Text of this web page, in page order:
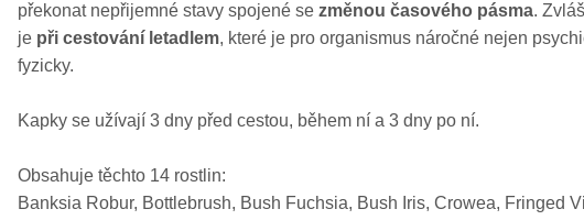
překonat nepřijemné stavy spojené se změnou časového pásma.
je při cestování letadlem, které je pro organismus náročné nejen
fyzicky.
Kapky se užívají 3 dny před cestou, během ní a 3 dny po ní.
Obsahuje těchto 14 rostlin:
Banksia Robur, Bottlebrush, Bush Fuchsia, Bush Iris, Crowea, Fringed